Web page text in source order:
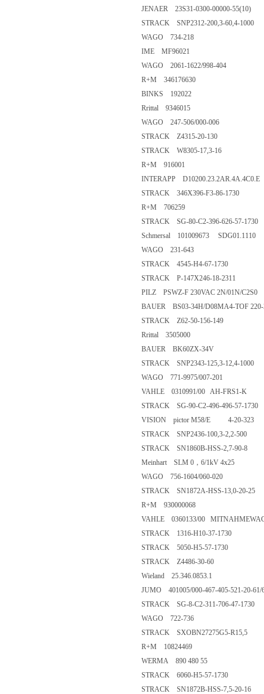
JENAER 23S31-0300-00000-55(10)
STRACK SNP2312-200,3-60,4-1000
WAGO 734-218
IME MF96021
WAGO 2061-1622/998-404
R+M 346176630
BINKS 192022
Rrittal 9346015
WAGO 247-506/000-006
STRACK Z4315-20-130
STRACK W8305-17,3-16
R+M 916001
INTERAPP D10200.23.2AR.4A.4C0.E
STRACK 346X396-F3-86-1730
R+M 706259
STRACK SG-80-C2-396-626-57-1730
Schmersal 101009673 SDG01.1110
WAGO 231-643
STRACK 4545-H4-67-1730
STRACK P-147X246-18-2311
PILZ PSWZ-F 230VAC 2N/01N/C2S0
BAUER BS03-34H/D08MA4-TOF 220-
STRACK Z62-50-156-149
Rrittal 3505000
BAUER BK60ZX-34V
STRACK SNP2343-125,3-12,4-1000
WAGO 771-9975/007-201
VAHLE 0310991/00 AH-FRS1-K
STRACK SG-90-C2-496-496-57-1730
VISION pictor M58/E 4-20-323
STRACK SNP2436-100,3-2,2-500
STRACK SN1860B-HSS-2,7-90-8
Meinhart SLM 0，6/1kV 4x25
WAGO 756-1604/060-020
STRACK SN1872A-HSS-13,0-20-25
R+M 930000068
VAHLE 0360133/00
STRACK 1316-H10-37-1730
STRACK 5050-H5-57-1730
STRACK Z4486-30-60
Wieland 25.346.0853.1
JUMO 401005/000-467-405-521-20-61/
STRACK SG-8-C2-311-706-47-1730
WAGO 722-736
STRACK SXOBN27275G5-R15,5
R+M 10824469
WERMA 890 480 55
STRACK 6060-H5-57-1730
STRACK SN1872B-HSS-7,5-20-16